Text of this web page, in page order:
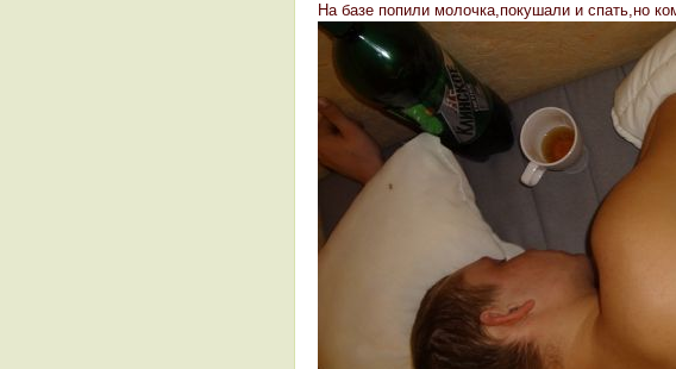
На базе попили молочка,покушали и спать,но